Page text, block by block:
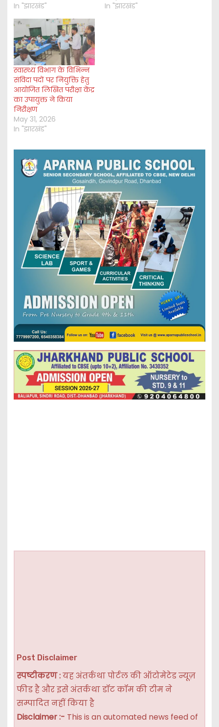
In "झारखंड"
In "झारखंड"
स्वास्थ्य विभाग के विभिन्न
संविदा पदों पर नियुक्ति हेतु
आयोजित लिखित परीक्षा केंद्र
का उपायुक्त ने किया
निरीक्षण
May 31, 2026
In "झारखंड"
Post Disclaimer
स्पष्टीकरण :यह अंतर्कथा पोर्टल की ऑटोमेटेड न्यूज़
फीड है और इसे अंतर्कथा डॉट कॉम की टीम ने
सम्पादित नहीं किया है
Disclaimer :- This is an automated news feed of